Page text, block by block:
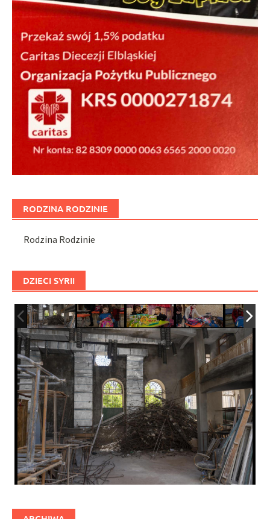
RODZINA RODZINIE
Rodzina Rodzinie
DZIECI SYRII